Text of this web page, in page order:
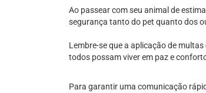
Ao passear com seu animal de
segurança tanto do pet quanto dos
Lembre-se que a aplicação de
todos possam viver em paz e
Para garantir uma comunicação